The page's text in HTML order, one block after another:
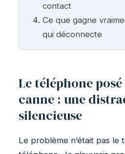
contact
Ce que gagne
qui déconnecte
Le téléphone
canne : une
silencieuse
Le problème n’était pas le